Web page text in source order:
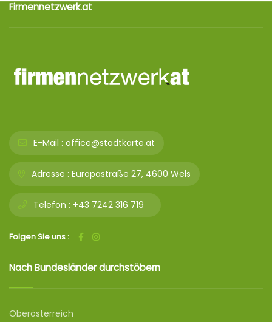
Firmennetzwerk.at
E-Mail : office@stadtkarte.at
Adresse : Europastraße 27, 4600 Wels
Telefon : +43 7242 316 719
Folgen Sie uns :
Nach Bundesländer durchstöbern
Oberösterreich